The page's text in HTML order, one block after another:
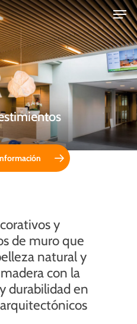
y
de muroque
naturaly
maderacon la
ydurabilidaden
arquitectónicos
Menu